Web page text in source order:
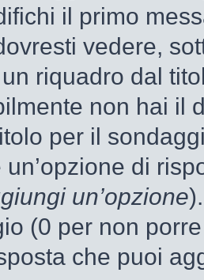
il primo
vedere,
riquadro dal
non hai il
per il
di
un’opzione
(0 per non
che puoi